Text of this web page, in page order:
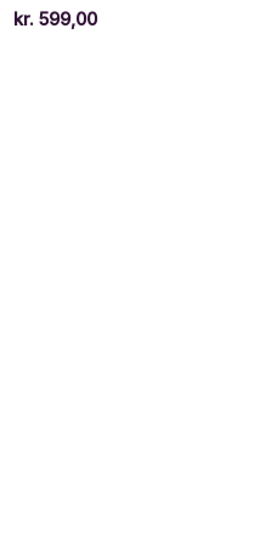
kr.599,00